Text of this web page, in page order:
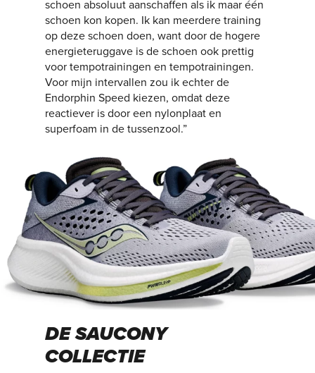
schoen absoluut aanschaffen als ik maar één
schoen kon kopen. Ik kan meerdere training
op deze schoen doen, want door de hogere
energieteruggave is de schoen ook prettig
voor tempotrainingen en tempotrainingen.
Voor mijn intervallen zou ik echter de
Endorphin Speed kiezen, omdat deze
reactiever is door een nylonplaat en
superfoam in de tussenzool.”
DE SAUCONY
COLLECTIE